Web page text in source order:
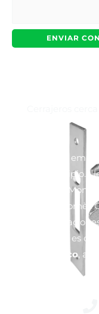
Somos una
del municipio.
zona de
Montornès
prioridad es
económico,